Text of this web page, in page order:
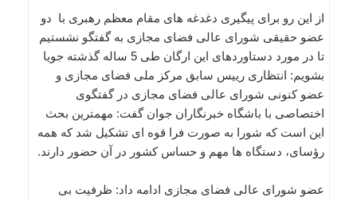
از این رو برای پیگیری دغدغه های مقام معظم رهبری با دو
عضو حقیقی شورای عالی فضای مجازی به گفتگو نشستیم
تا در مورد دستاوردهای این ارگان طی 5 ساله گذشته جویا
بشویم: انتظاری رییس سابق مرکز ملی فضای مجازی و
عضو کنونی شورای عالی فضای مجازی در گفتگوی
اختصاصی با باشگاه خبرنگاران جوان گفت: مهمترین بحث
این است که شورا به صورت فرا قوه ای تشکیل شد که همه
رؤسای، دستگاه ها مهم و حساس کشور در آن حضور دارند.
عضو شورای عالی فضای مجازی ادامه داد: ظرفیت بی